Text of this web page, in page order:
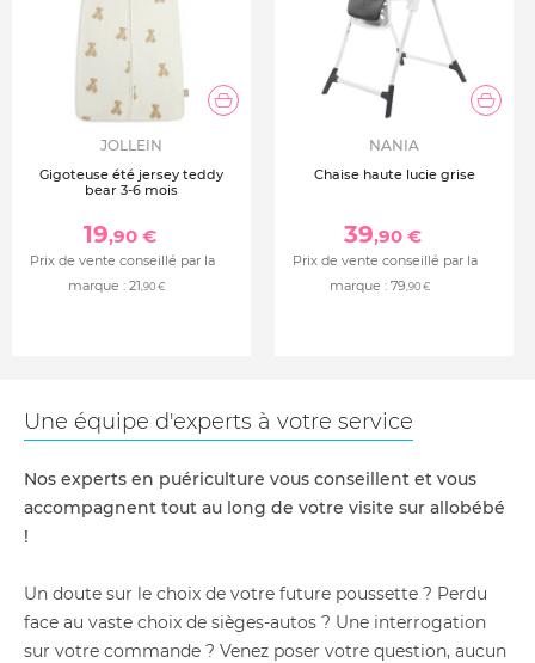
JOLLEIN
Gigoteuse été jersey teddy
bear 3-6 mois
19,90 €
Prix de vente conseillé par la
marque : 21,90 €
NANIA
Chaise haute lucie grise
39,90 €
Prix de vente conseillé par la
marque : 79,90 €
Une équipe d'experts à votre service
Nos experts en puériculture vous conseillent et vous
accompagnent tout au long de votre visite sur allobébé
!
Un doute sur le choix de votre future poussette ? Perdu
face au vaste choix de sièges-autos ? Une interrogation
sur votre commande ? Venez poser votre question, aucun